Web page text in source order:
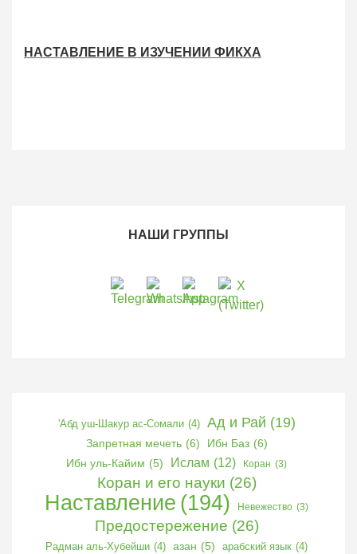
НАСТАВЛЕНИЕ В ИЗУЧЕНИИ ФИКХА
НАШИ ГРУППЫ
'Абд уш-Шакур ас-Сомали (4) Ад и Рай (19)
Запретная мечеть (6) Ибн Баз (6)
Ибн уль-Кайим (5) Ислам (12) Коран (3)
Коран и его науки (26)
Наставление (194) Невежество (3)
Предостережение (26)
Радман аль-Хубейши (4) азан (5) арабский язык (4)